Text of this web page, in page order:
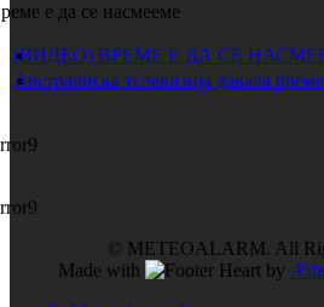
е да се насмееме
(ВИДЕО) ВРЕМЕ Е ДА СЕ
Австралиска телевизија давала
© METEOALARM. All
Made with
by